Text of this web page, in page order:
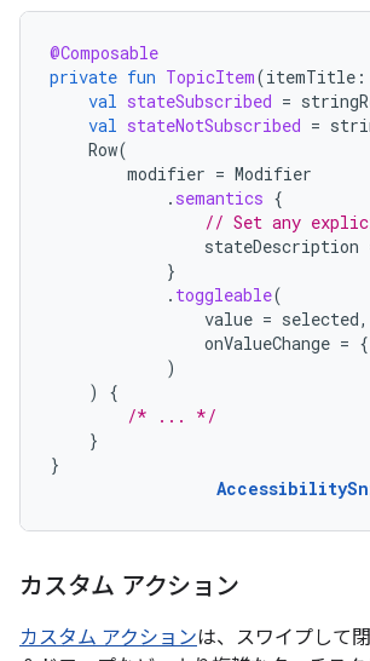
@Composable
private fun TopicItem(itemTitle :
val stateSubscribed =
val stateNotSubscribed =
Row(
modifier = Modifier
. semantics {
// Set any
stateDescription
}
. toggleable(
value = selected,
onValueChange = {
)
)
{
/* ... */
}
}
カスタム アクション
カスタム アクションは、スワイプして